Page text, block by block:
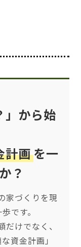
」から始
計画を一
？
家づくりを現
です。
けでなく、
資金計画」